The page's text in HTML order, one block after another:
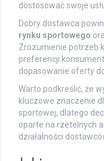
dostosować swoje
Dobry dostawca
rynku sportowego
Zrozumienie potrzeb
preferencji
dopasowanie oferty
Warto podkreślić, że
kluczowe znaczenie
sportowej, dlatego
oparte na rzetelnych
działalności